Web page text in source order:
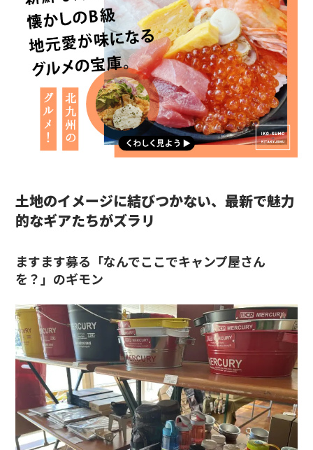
土地のイメージに結びつかない、最新で魅力
的なギアたちがズラリ
ますます募る「なんでここでキャンプ屋さん
を？」のギモン